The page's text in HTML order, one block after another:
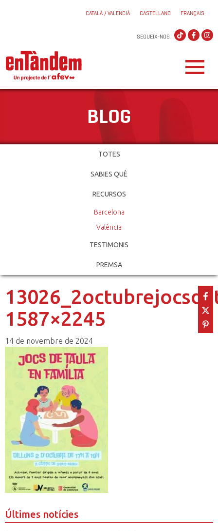
CATALÀ / VALENCIÀ CASTELLANO FRANÇAIS
SEGUEIX-NOS
BLOG
TOTES
SABIES QUÈ
RECURSOS
Barcelona
València
TESTIMONIS
PREMSA
1587×2245
14 de novembre de 2024
Últimes notícies